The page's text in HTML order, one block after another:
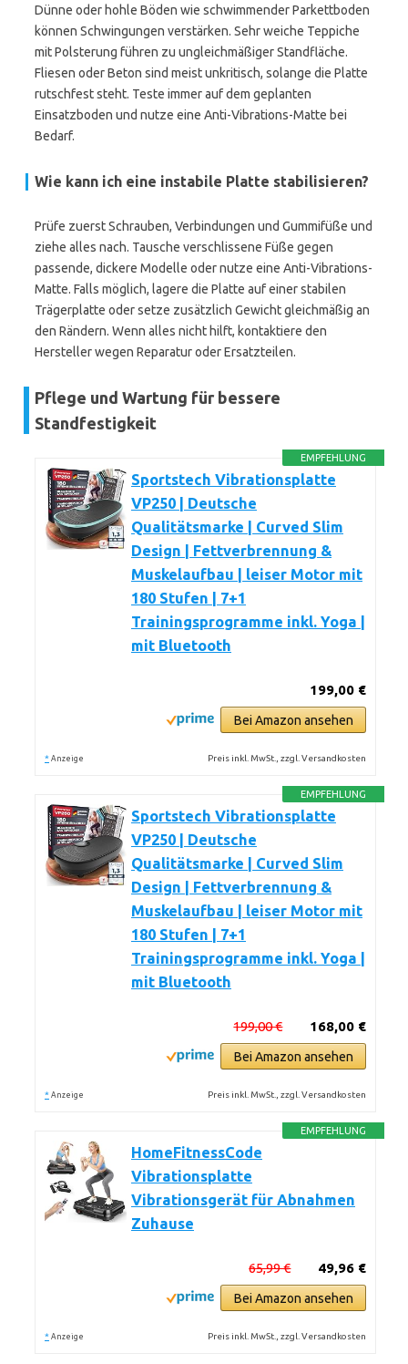
Dünne oder hohle Böden wie schwimmender Parkettboden
können Schwingungen verstärken. Sehr weiche Teppiche
mit Polsterung führen zu ungleichmäßiger Standfläche.
Fliesen oder Beton sind meist unkritisch, solange die Platte
rutschfest steht. Teste immer auf dem geplanten
Einsatzboden und nutze eine Anti-Vibrations-Matte bei
Bedarf.
Wie kann ich eine instabile Platte stabilisieren?
Prüfe zuerst Schrauben, Verbindungen und Gummifüße und
ziehe alles nach. Tausche verschlissene Füße gegen
passende, dickere Modelle oder nutze eine Anti-Vibrations-
Matte. Falls möglich, lagere die Platte auf einer stabilen
Trägerplatte oder setze zusätzlich Gewicht gleichmäßig an
den Rändern. Wenn alles nicht hilft, kontaktiere den
Hersteller wegen Reparatur oder Ersatzteilen.
Pflege und Wartung für bessere
Standfestigkeit
EMPFEHLUNG
Sportstech Vibrationsplatte
VP250 | Deutsche
Qualitätsmarke | Curved Slim
Design | Fettverbrennung &
Muskelaufbau | leiser Motor mit
180 Stufen | 7+1
Trainingsprogramme inkl. Yoga |
mit Bluetooth
199,00 €
Bei Amazon ansehen
* Anzeige Preis inkl. MwSt., zzgl. Versandkosten
EMPFEHLUNG
Sportstech Vibrationsplatte
VP250 | Deutsche
Qualitätsmarke | Curved Slim
Design | Fettverbrennung &
Muskelaufbau | leiser Motor mit
180 Stufen | 7+1
Trainingsprogramme inkl. Yoga |
mit Bluetooth
168,00 €
199,00 €
Bei Amazon ansehen
* Anzeige Preis inkl. MwSt., zzgl. Versandkosten
EMPFEHLUNG
HomeFitnessCode
Vibrationsplatte
Vibrationsgerät für Abnahmen
Zuhause
49,96 €
65,99 €
Bei Amazon ansehen
* Anzeige Preis inkl. MwSt., zzgl. Versandkosten